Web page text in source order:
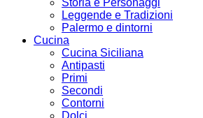
Storia e Personaggi
Leggende e Tradizioni
Palermo e dintorni
Cucina
Cucina Siciliana
Antipasti
Primi
Secondi
Contorni
Dolci